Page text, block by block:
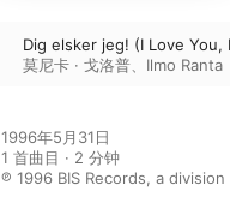
Dig elsker jeg! (I Love You,
莫尼卡 · 戈洛普
Ilmo Ranta
1996年5月31日
1 首曲目 · 2 分钟
℗ 1996 BIS Records, a